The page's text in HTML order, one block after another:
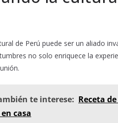
de Perú puede ser un aliado
no solo enriquece la
te interese: Receta
casa